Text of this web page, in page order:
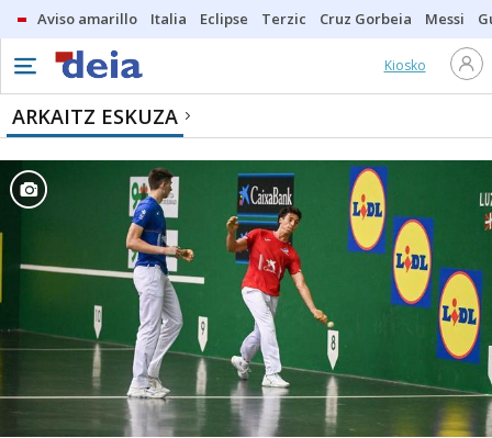
Aviso amarillo Italia Eclipse Terzic Cruz Gorbeia Messi
Kiosko
ARKAITZ ESKUZA